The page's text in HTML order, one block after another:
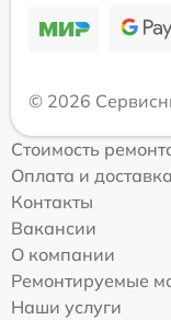
© 2026
Стоимость
Оплата и доставка
Контакты
Вакансии
О компании
Ремонтируемые
Наши услуги